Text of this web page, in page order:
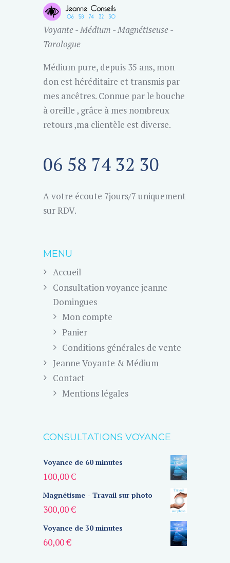
Voyante - Médium - Magnétiseuse -
Tarologue
Médium pure, depuis 35 ans, mon
don est héréditaire et transmis par
mes ancêtres. Connue par le bouche
à oreille , grâce à mes nombreux
retours ,ma clientèle est diverse.
06 58 74 32 30
A votre écoute 7jours/7 uniquement
sur RDV.
MENU
Accueil
Consultation voyance jeanne
Domingues
Mon compte
Panier
Conditions générales de vente
Jeanne Voyante & Médium
Contact
Mentions légales
CONSULTATIONS VOYANCE
Voyance de 60 minutes
100,00€
Magnétisme - Travail sur photo
300,00€
Voyance de 30 minutes
60,00€